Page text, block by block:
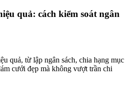
quả: cách kiểm soát ngân
quả, từ lập ngân sách, chia hạng mục
cưới đẹp mà không vượt trần chi